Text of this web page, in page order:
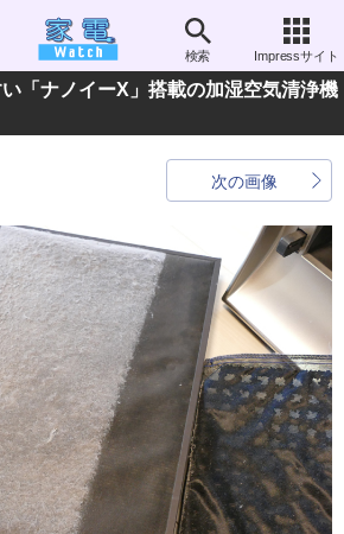
検索 Impressサイト
「ナノイーX」搭載の加湿空気清浄機
次の画像